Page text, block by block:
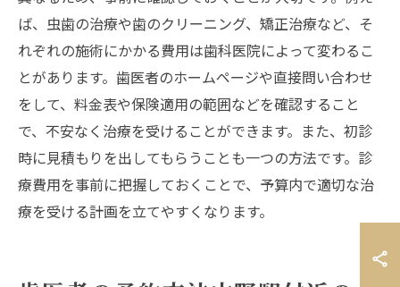
ば、虫歯の治療や歯のクリーニング、矯正治療など、そ
れぞれの施術にかかる費用は歯科医院によって変わるこ
とがあります。歯医者のホームページや直接問い合わせ
をして、料金表や保険適用の範囲などを確認すること
で、不安なく治療を受けることができます。また、初診
時に見積もりを出してもらうことも一つの方法です。診
療費用を事前に把握しておくことで、予算内で適切な治
療を受ける計画を立てやすくなります。